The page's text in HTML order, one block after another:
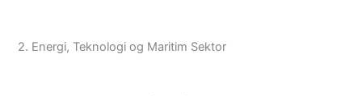
2. Energi, Teknologi og Maritim Sektor